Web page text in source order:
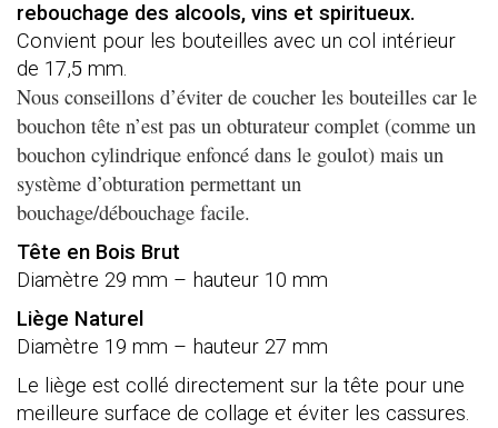
29
mm
-
liège
Naturel
27
19
mm
(Col
Ø
mm)
rebouchage des alcools, vins et spiritueux.
Convient pour les bouteilles avec un col intérieur
de 17,5 mm.
Nous conseillons d’éviter de coucher les bouteilles car le
bouchon tête n’est pas un obturateur complet (comme un
bouchon cylindrique enfoncé dans le goulot) mais un
système d’obturation permettant un
bouchage/débouchage facile.
Tête en Bois Brut
Diamètre 29 mm – hauteur 10 mm
Liège Naturel
Diamètre 19 mm – hauteur 27 mm
Le liège est collé directement sur la tête pour une
meilleure surface de collage et éviter les cassures.